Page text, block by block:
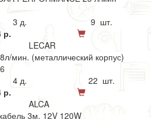
3 д.
9 шт.
р.
LECAR
мин. (металлический корпус)
4 д.
22 шт.
р.
ALCA
3м, 12V 120W